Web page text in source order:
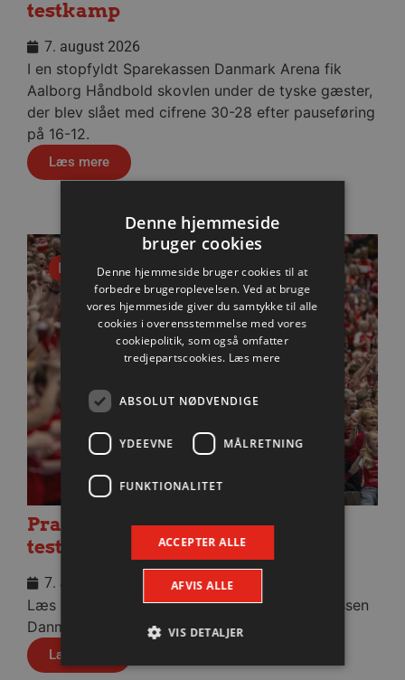
testkamp
7. august 2026
I en stopfyldt Sparekassen Danmark Arena fik
Aalborg Håndbold skovlen under de tyske gæster,
der blev slået med cifrene 30-28 efter pauseføring
på 16-12.
Læs mere
Nyhed
Praktisk information til dagens
testkamp mod Füchse Berlin
7. august 2026
Læs praktisk info til aftenens kamp i Sparekassen
Danmark Arena.
Læs mere
Denne hjemmeside
bruger cookies
Denne hjemmeside bruger cookies til at
forbedre brugeroplevelsen. Ved at bruge
vores hjemmeside giver du samtykke til alle
cookies i overensstemmelse med vores
cookiepolitik, som også omfatter
tredjepartscookies. Læs mere
ABSOLUT NØDVENDIGE
YDEEVNE MÅLRETNING
FUNKTIONALITET
ACCEPTER ALLE
AFVIS ALLE
VIS DETALJER